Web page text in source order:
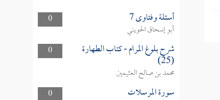
0 أسئلة وفتاوى 7
أبو إسحاق الحويني
0
شرح بلوغ المرام - كتاب الطهارة
(25)
محمد بن صالح العثيمين
0
سورة المرسلات